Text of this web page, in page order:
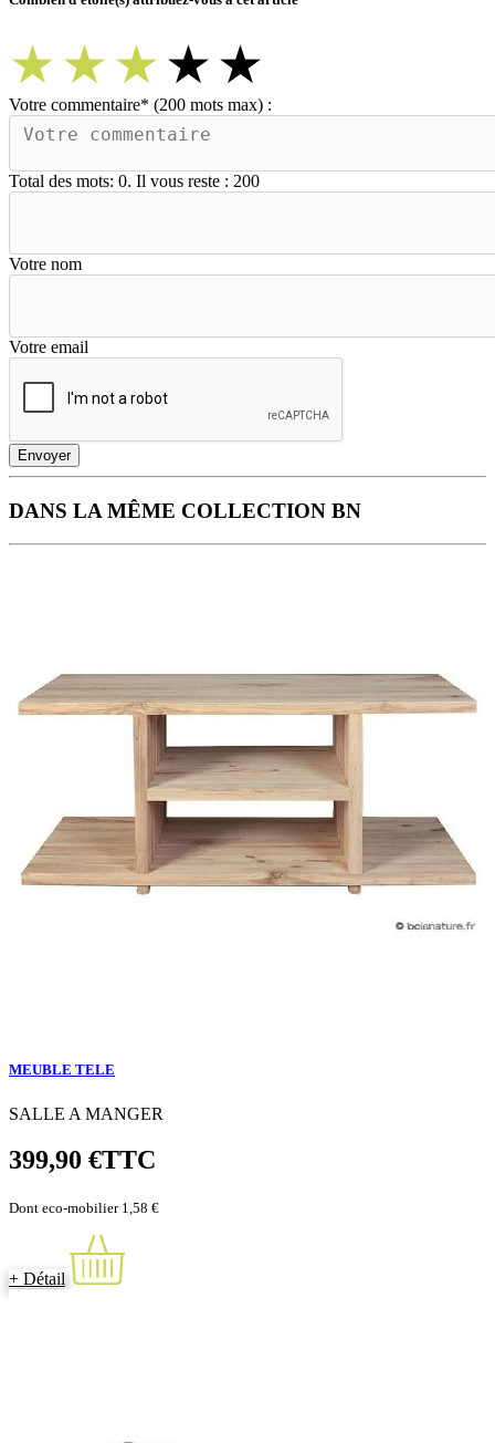
★★★★★
Votre commentaire* (200 mots max) :
Total des mots: 0. Il vous reste : 200
Votre nom
Votre email
Envoyer
DANS LA MÊME COLLECTION BN
MEUBLE TELE
SALLE A MANGER
399,90 €TTC
Dont eco-mobilier 1,58 €
+ Détail